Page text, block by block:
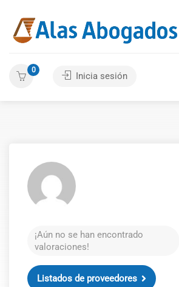
0
Inicia sesión
¡Aún no se han encontrado
valoraciones!
Listados de proveedores